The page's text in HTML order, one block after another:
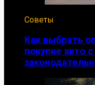
Советы
Как выбрать
покупке авто